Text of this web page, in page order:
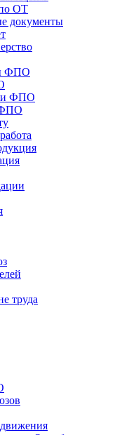
ОТ
документы
ФПО
ФПО
труда